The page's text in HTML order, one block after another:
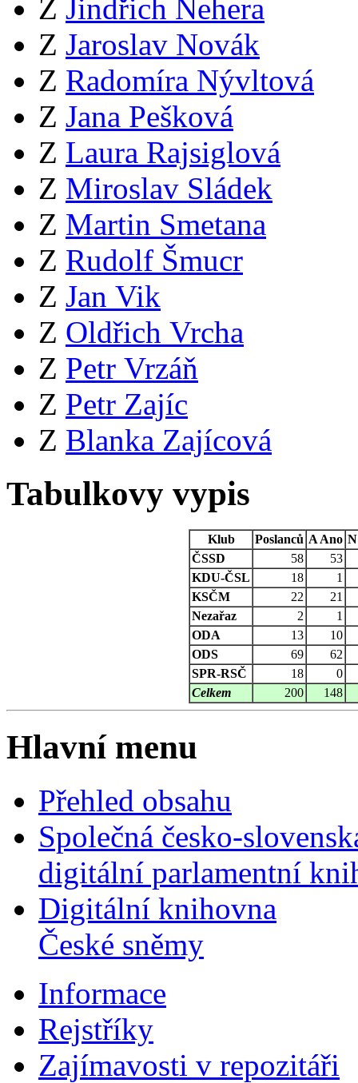
Z Jindřich Nehera
Z Jaroslav Novák
Z Radomíra Nývltová
Z Jana Pešková
Z Laura Rajsiglová
Z Miroslav Sládek
Z Martin Smetana
Z Rudolf Šmucr
Z Jan Vik
Z Oldřich Vrcha
Z Petr Vrzáň
Z Petr Zajíc
Z Blanka Zajícová
Tabulkovy vypis
Klub Poslanců A Ano N
ČSSD
58
53
KDU-ČSL
18
1
KSČM
22
21
Nezařaz
2
1
ODA
13
10
ODS
69
62
SPR-RSČ
18
0
Celkem
200 148
Hlavní menu
Přehled obsahu
Společná česko-
digitální parlamentní
Digitální knihovna
České sněmy
Informace
Rejstříky
Zajímavosti v repozitáři